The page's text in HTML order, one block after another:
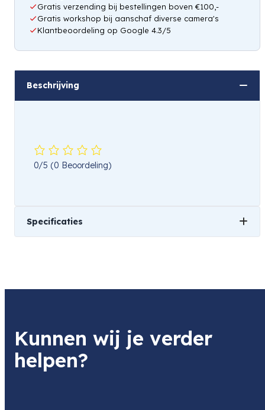
Gratis verzending bij bestellingen boven €100,-
Gratis workshop bij aanschaf diverse camera's
Klantbeoordeling op Google 4.3/5
Beschrijving
0/5 (0 Beoordeling)
Specificaties
Kunnen wij je verder
helpen?